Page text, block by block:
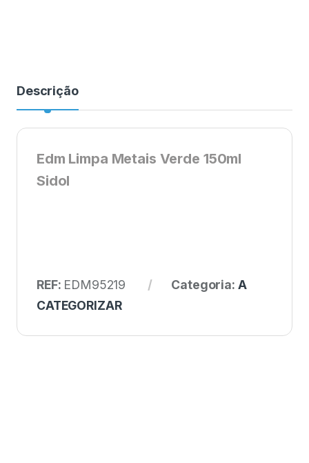
Descrição
Edm Limpa Metais Verde 150ml
Sidol
REF: EDM95219 Categoria: A
CATEGORIZAR